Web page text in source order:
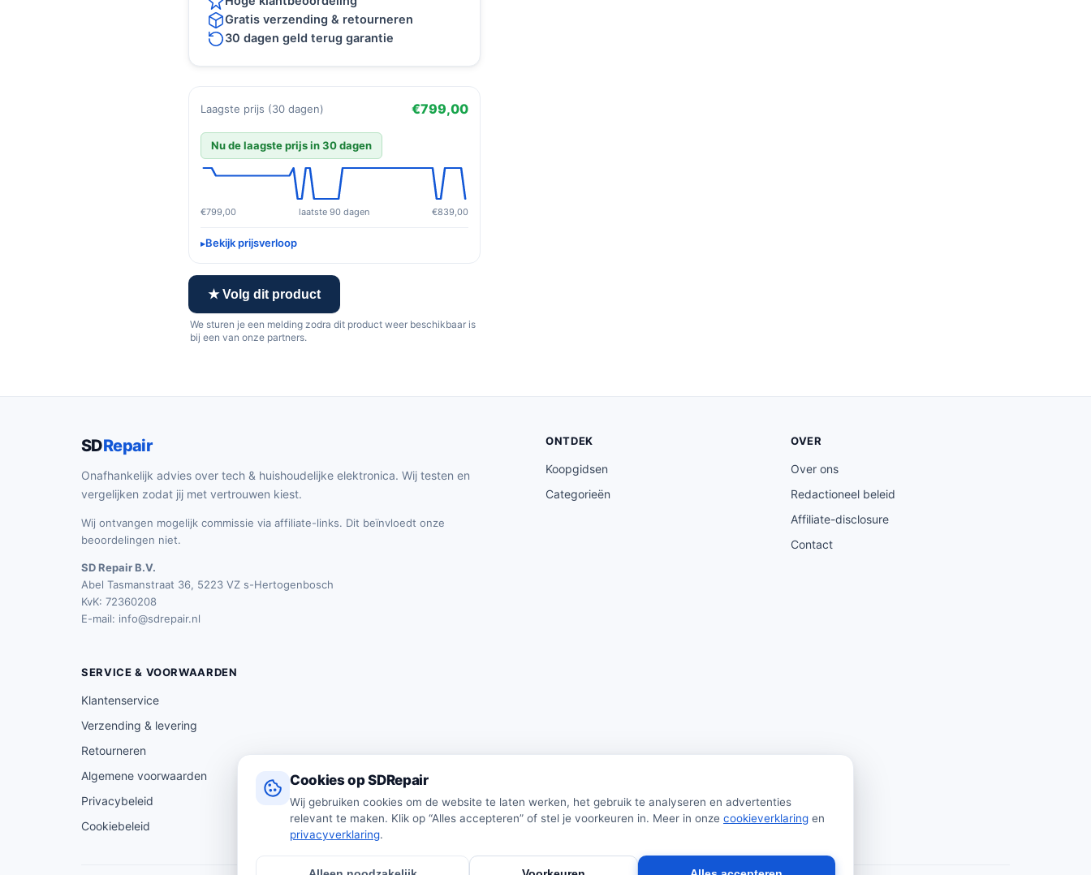
Cookies op SDRepair
Wij gebruiken cookies om de website te laten werken, het gebruik te analyseren en advertenties
relevant te maken. Klik op “Alles accepteren” of stel je voorkeuren in. Meer in onze cookieverklaring en
privacyverklaring.
Gratis verzending & retourneren
30 dagen geld terug garantie
Laagste prijs (30 dagen) €799,00
Nu de laagste prijs in 30 dagen
€799,00 laatste 90 dagen €839,00
Bekijk prijsverloop
★ Volg dit product
We sturen je een melding zodra dit product weer beschikbaar is
bij een van onze partners.
SDRepair
Onafhankelijk advies over tech & huishoudelijke elektronica. Wij testen en
vergelijken zodat jij met vertrouwen kiest.
Wij ontvangen mogelijk commissie via affiliate-links. Dit beïnvloedt onze
beoordelingen niet.
SD Repair B.V.
Abel Tasmanstraat 36, 5223 VZ s-Hertogenbosch
KvK: 72360208
E-mail: info@sdrepair.nl
ONTDEK
Koopgidsen
Categorieën
OVER
Over ons
Redactioneel beleid
Affiliate-disclosure
Contact
SERVICE & VOORWAARDEN
Klantenservice
Verzending & levering
Retourneren
Algemene voorwaarden
Privacybeleid
Cookiebeleid